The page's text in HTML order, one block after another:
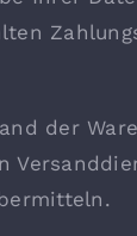
der